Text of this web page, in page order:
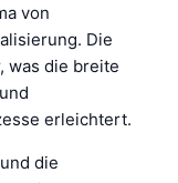
von
Die
was die breite
erleichtert.
die